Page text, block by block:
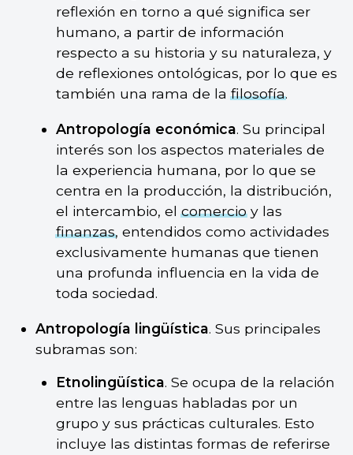
reflexión en torno a qué significa ser
humano, a partir de información
respecto a su historia y su naturaleza, y
de reflexiones ontológicas, por lo que es
también una rama de lafilosofía.
Antropología económica. Su principal
interés son los aspectos materiales de
la experiencia humana, por lo que se
centra en la producción, la distribución,
el intercambio, elcomercioy las
finanzas, entendidos como actividades
exclusivamente humanas que tienen
una profunda influencia en la vida de
toda sociedad.
Antropología lingüística. Sus principales
subramas son:
Etnolingüística. Se ocupa de la relación
entre las lenguas habladas por un
grupo y sus prácticas culturales. Esto
incluye las distintas formas de referirse